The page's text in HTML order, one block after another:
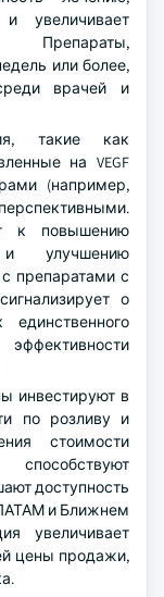
увеличивает
Препараты,
или более,
врачей и
такие как
на VEGF
(например,
к повышению
и улучшению
препаратами с
о
инвестируют в
по розливу и
стоимости
доступность
и Ближнем
увеличивает
цены продажи,